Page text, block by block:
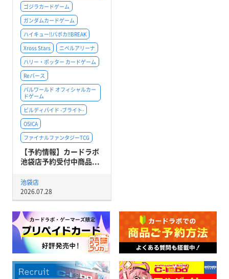
ゴジラカードゲーム
ガンダムカードゲーム
ハイキュー!!バボカ!!BREAK
Xross Stars
ニベルアリーナ
ハリー・ポッター カードゲーム
Reバース
パルワールド オフィシャルカー
ドゲーム
ビルディバイド -ブライト-
OSICA
ファイナルファンタジーTCG
【予約情報】カードラボ
池袋店予約受付中商品...
池袋店
2026.07.28